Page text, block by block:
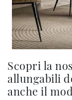
Scopri la
allungabili
anche il